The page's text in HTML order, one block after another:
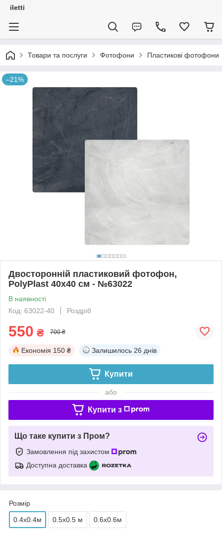
iletti
Товари та послуги Фотофони Пластикові фотофони
–21%
Двосторонній пластиковий фотофон,
PolyPlast 40x40 см - №63022
В наявності
Код: 63022-40
Роздріб
550 ₴ 700 ₴
Економія 150 ₴ Залишилось 26 днів
Купити
або
Купити з
Що таке купити з Пром?
Замовлення під захистом
Доступна доставка
Розмір
0.4x0.4м 0.5x0.5 м 0.6x0.6м